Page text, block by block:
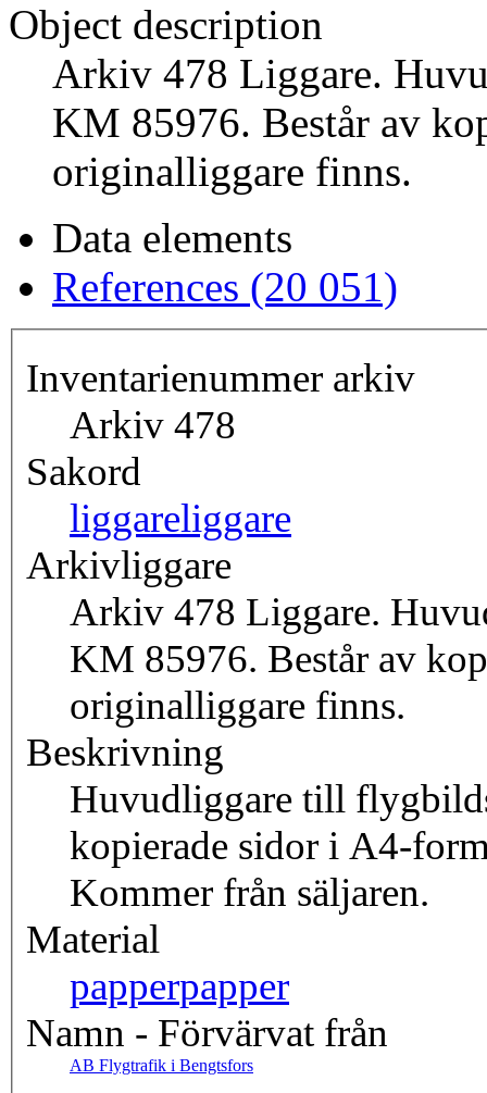
Object description
Arkiv 478 Liggare.
KM 85976. Består av
originalliggare finns.
Data elements
References (20 051)
Inventarienummer arkiv
Arkiv 478
Sakord
liggareliggare
Arkivliggare
Arkiv 478 Liggare.
KM 85976. Består av
originalliggare finns.
Beskrivning
Huvudliggare till
kopierade sidor i A4-
Kommer från säljaren.
Material
papperpapper
Namn - Förvärvat från
AB Flygtrafik i Bengtsfors